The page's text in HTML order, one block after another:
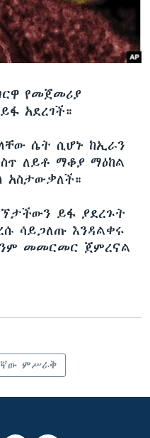
የመጀመሪያ
አደረገች።
ሴት ሲሆኑ ከኢራን
ለይቶ ማቆያ ማዕከል
አስታውቃለች።
ይፋ ያደረጉት
ሳይጋለጡ እንዳልቀሩ
መመርመር ጀምረናል
ምሥራቅ